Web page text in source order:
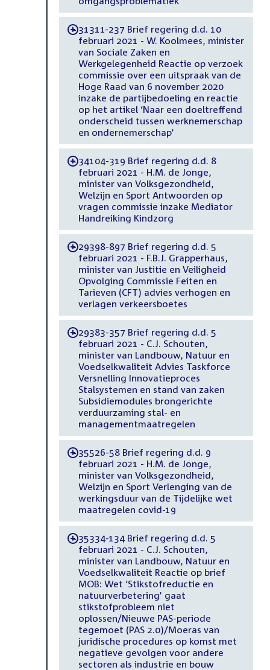
-31311-237 Brief regering d.d. 10
februari 2021 - W. Koolmees, minister
van Sociale Zaken en
Werkgelegenheid Reactie op verzoek
commissie over een uitspraak van de
Hoge Raad van 6 november 2020
inzake de partijbedoeling en reactie
op het artikel ‘Naar een doeltreffend
onderscheid tussen werknemerschap
en ondernemerschap’
-34104-319 Brief regering d.d. 8
februari 2021 - H.M. de Jonge,
minister van Volksgezondheid,
Welzijn en Sport Antwoorden op
vragen commissie inzake Mediator
Handreiking Kindzorg
-29398-897 Brief regering d.d. 5
februari 2021 - F.B.J. Grapperhaus,
minister van Justitie en Veiligheid
Opvolging Commissie Feiten en
Tarieven (CFT) advies verhogen en
verlagen verkeersboetes
-29383-357 Brief regering d.d. 5
februari 2021 - C.J. Schouten,
minister van Landbouw, Natuur en
Voedselkwaliteit Advies Taskforce
Versnelling Innovatieproces
Stalsystemen en stand van zaken
Subsidiemodules brongerichte
verduurzaming stal- en
managementmaatregelen
-35526-58 Brief regering d.d. 9
februari 2021 - H.M. de Jonge,
minister van Volksgezondheid,
Welzijn en Sport Verlenging van de
werkingsduur van de Tijdelijke wet
maatregelen covid-19
-35334-134 Brief regering d.d. 5
februari 2021 - C.J. Schouten,
minister van Landbouw, Natuur en
Voedselkwaliteit Reactie op brief
MOB: Wet ‘Stikstofreductie en
natuurverbetering’ gaat
stikstofprobleem niet
oplossen/Nieuwe PAS-periode
tegemoet (PAS 2.0)/Moeras van
juridische procedures op komst met
negatieve gevolgen voor andere
sectoren als industrie en bouw